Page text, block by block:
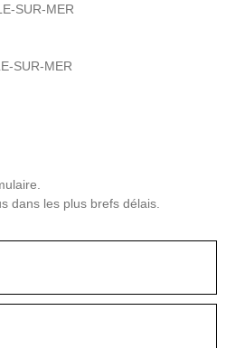
SUR-MER
SUR-MER
dans les plus brefs délais.